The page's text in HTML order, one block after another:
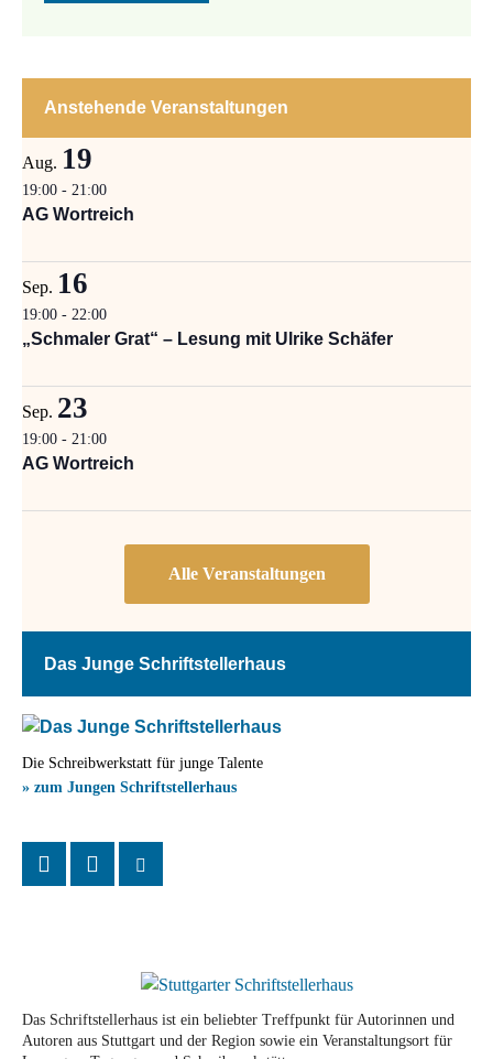
Anstehende Veranstaltungen
Aug. 19
19:00 - 21:00
AG Wortreich
Sep. 16
19:00 - 22:00
„Schmaler Grat“ – Lesung mit Ulrike Schäfer
Sep. 23
19:00 - 21:00
AG Wortreich
Das Junge Schriftstellerhaus
Die Schreibwerkstatt für junge Talente
» zum Jungen Schriftstellerhaus
Das Schriftstellerhaus ist ein beliebter Treffpunkt für Autorinnen und
Autoren aus Stuttgart und der Region sowie ein Veranstaltungsort für